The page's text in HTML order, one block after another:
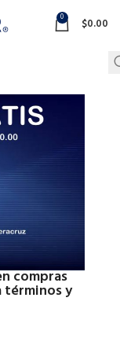
compras
términos y
0 $0.00